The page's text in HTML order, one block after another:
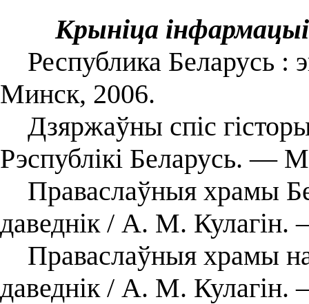
Крыніца інфармацыі
Республика Беларусь :
Минск, 2006.
Дзяржаўны спіс
Рэспублікі Беларусь. —
Праваслаўныя храмы
даведнік / А. М.
Праваслаўныя храмы
даведнік / А. М.